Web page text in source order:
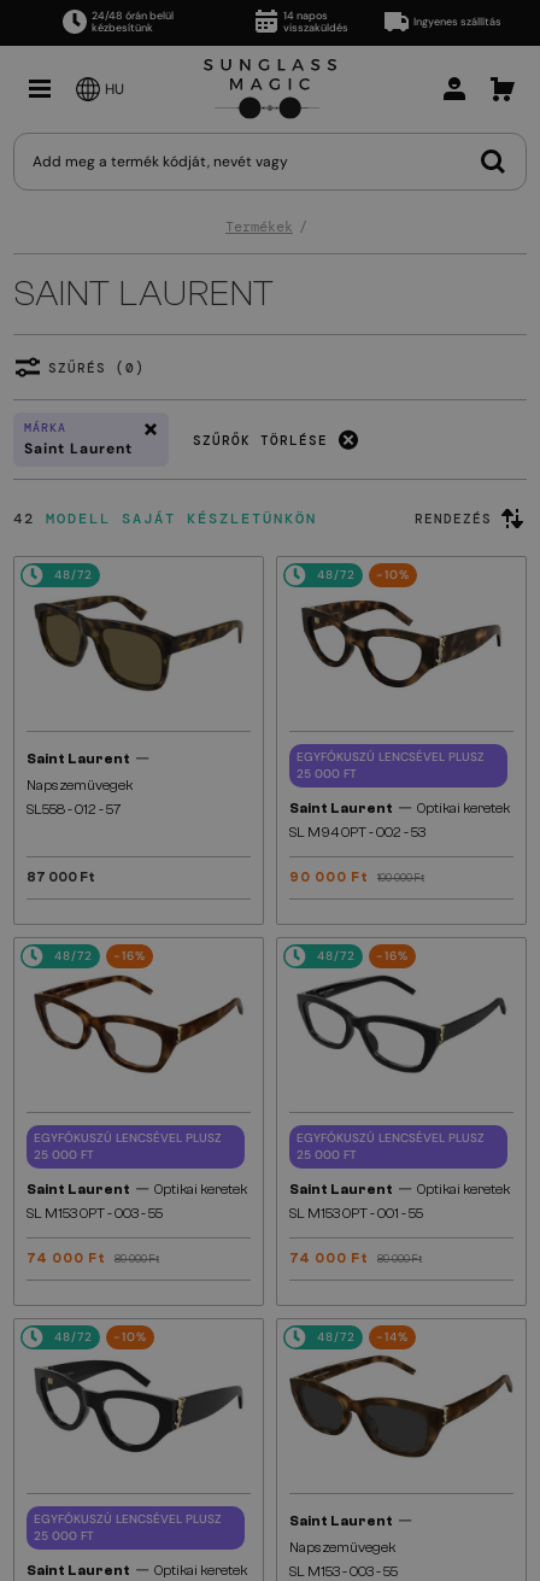
24/48 órán belül
kézbesítünk
14 napos
visszaküldés
Ingyenes szállítás
HU
Termékek
SAINT LAURENT
SZŰRÉS (0)
MÁRKA
Saint Laurent SZŰRŐK TÖRLÉSE
42 MODELL SAJÁT KÉSZLETÜNKÖN RENDEZÉS
48/72
Saint Laurent —
Napszemüvegek
SL558 - 012 - 57
87 000 Ft
48/72 -10%
EGYFÓKUSZÚ LENCSÉVEL PLUSZ
25 000 FT
Saint Laurent — Optikai keretek
SL M94 OPT - 002 - 53
90 000 Ft 100 000 Ft
48/72 -16%
EGYFÓKUSZÚ LENCSÉVEL PLUSZ
25 000 FT
Saint Laurent — Optikai keretek
SL M153 OPT - 003 - 55
74 000 Ft 89 000 Ft
48/72 -16%
EGYFÓKUSZÚ LENCSÉVEL PLUSZ
25 000 FT
Saint Laurent — Optikai keretek
SL M153 OPT - 001 - 55
74 000 Ft 89 000 Ft
48/72 -10%
EGYFÓKUSZÚ LENCSÉVEL PLUSZ
25 000 FT
Saint Laurent — Optikai keretek
48/72 -14%
Saint Laurent —
Napszemüvegek
SL M153 - 003 - 55